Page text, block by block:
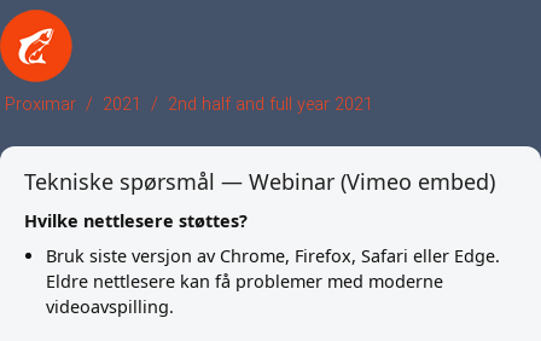
Proximar 2021 2nd half and full year 2021
Tekniske spørsmål — Webinar (Vimeo embed)
Hvilke nettlesere støttes?
Bruk siste versjon av Chrome, Firefox, Safari eller Edge.
Eldre nettlesere kan få problemer med moderne
videoavspilling.